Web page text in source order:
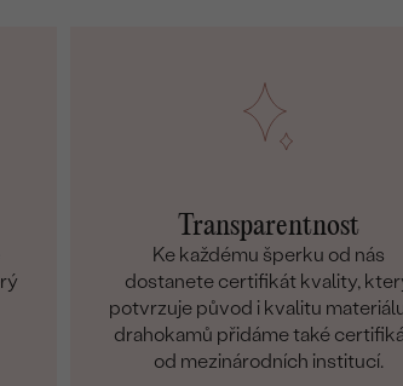
Transparentnost
Ke každému šperku od nás
dostanete certifikát kvality,
potvrzuje původ i kvalitu
drahokamů přidáme také
od mezinárodních institucí.